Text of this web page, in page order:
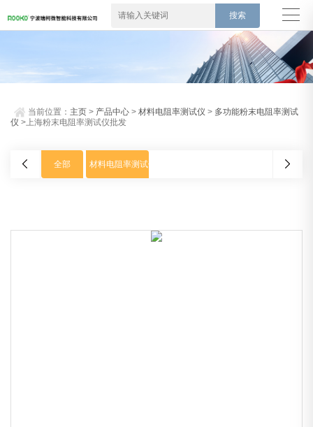
当前位置： 主页 > 产品中心 >材料电阻率测试仪 > 多功能粉末电阻率测试
仪 >上海粉末电阻率测试仪批发
全部 材料电阻率测试仪